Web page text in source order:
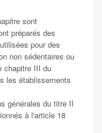
sont
préparés des
pour des
non sédentaires ou
chapitre III du
les établissements
générales du titre II
à l'article 18